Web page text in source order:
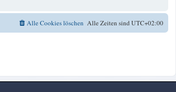
Alle Zeiten sindUTC+02:00
Alle Cookies löschen